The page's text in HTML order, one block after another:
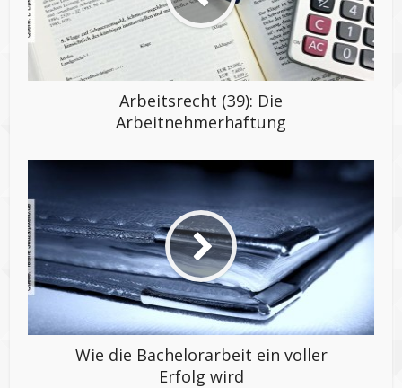
Arbeitsrecht (39): Die
Arbeitnehmerhaftung
Wie die Bachelorarbeit ein voller
Erfolg wird